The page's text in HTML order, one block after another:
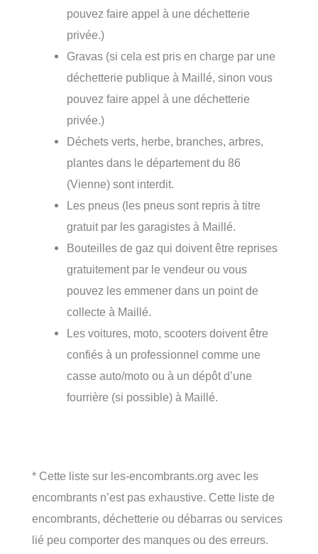
pouvez faire appel à une déchetterie
privée.)
Gravas (si cela est pris en charge par une
déchetterie publique à Maillé, sinon vous
pouvez faire appel à une déchetterie
privée.)
Déchets verts, herbe, branches, arbres,
plantes dans le département du 86
(Vienne) sont interdit.
Les pneus (les pneus sont repris à titre
gratuit par les garagistes à Maillé.
Bouteilles de gaz qui doivent être reprises
gratuitement par le vendeur ou vous
pouvez les emmener dans un point de
collecte à Maillé.
Les voitures, moto, scooters doivent être
confiés à un professionnel comme une
casse auto/moto ou à un dépôt d’une
fourrière (si possible) à Maillé.
* Cette liste sur les-encombrants.org avec les
encombrants n’est pas exhaustive. Cette liste de
encombrants, déchetterie ou débarras ou services
lié peu comporter des manques ou des erreurs.